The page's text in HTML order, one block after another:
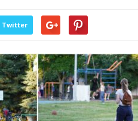
Twitter